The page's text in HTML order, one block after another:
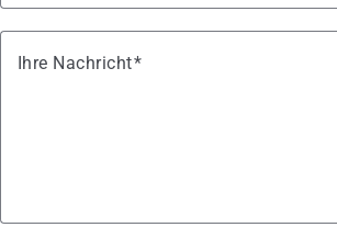
Ihre Nachricht